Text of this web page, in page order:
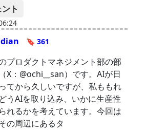
ト
🔖 361
プロダクトマネジメント部の部
X：@ochi__san）です。AIが日
てから久しいですが、私ももれ
うAIを取り込み、いかに生産性
れるかを考えています。今回は
の周辺にあるタ